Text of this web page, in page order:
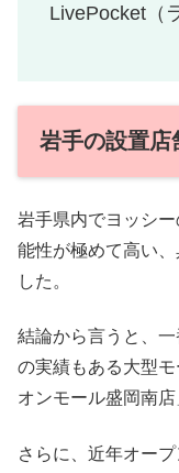
LivePocket（
岩手の設置店
岩手県内でヨッシ
能性が極めて高い
した。
結論から言うと、
の実績もある大型
オンモール盛岡南店
さらに、近年オー